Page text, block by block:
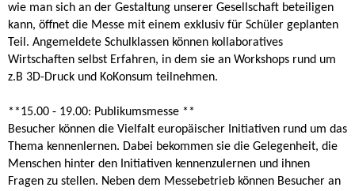
wie man sich an der Gestaltung unserer Gesellschaft beteiligen
kann, öffnet die Messe mit einem exklusiv für Schüler geplanten
Teil. Angemeldete Schulklassen können kollaboratives
Wirtschaften selbst Erfahren, in dem sie an Workshops rund um
z.B 3D-Druck und KoKonsum teilnehmen.
**15.00 - 19.00: Publikumsmesse **
Besucher können die Vielfalt europäischer Initiativen rund um das
Thema kennenlernen. Dabei bekommen sie die Gelegenheit, die
Menschen hinter den Initiativen kennenzulernen und ihnen
Fragen zu stellen. Neben dem Messebetrieb können Besucher an